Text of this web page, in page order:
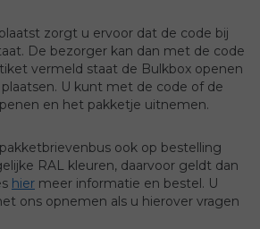
zorgt u ervoor dat de code bij
De bezorger kan dan met de code
vermeld staat de Bulkbox openen
U kunt met de code of de
en het pakketje uitnemen.
ook op bestelling
RAL kleuren, daarvoor geldt dan
hier meer informatie en bestel. U
ons opnemen als u hierover vragen